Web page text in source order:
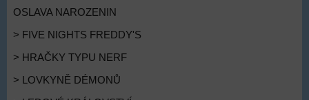
OSLAVA NAROZENIN
> FIVE NIGHTS FREDDY'S
> HRAČKY TYPU NERF
> LOVKYNĚ DÉMONŮ